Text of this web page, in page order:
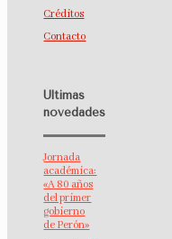
Créditos
Contacto
Últimas
novedades
Jornada
académica:
«A 80 años
del primer
gobierno
de Perón»